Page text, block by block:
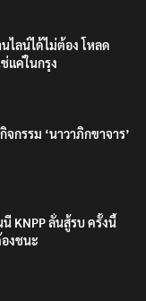
ไลน์ได้ไม่ต้อง โหลด
แค่ในกรุง
กรรม ‘นาวาภิกขาจาร’
KNPP ลั่นสู้รบ ครั้งนี้
งชนะ